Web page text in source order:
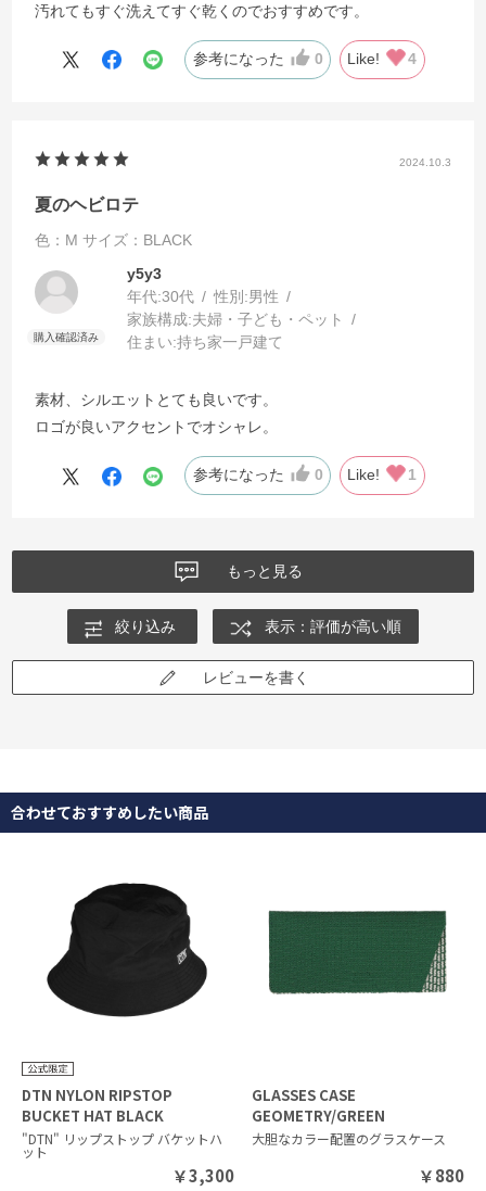
汚れてもすぐ洗えてすぐ乾くのでおすすめです。
参考になった 0 Like! 4
2024.10.3
夏のヘビロテ
色：M サイズ：BLACK
y5y3
年代:30代 性別:男性
家族構成:夫婦・子ども・ペット
住まい:持ち家一戸建て
素材、シルエットとても良いです。
ロゴが良いアクセントでオシャレ。
参考になった 0 Like! 1
もっと見る
絞り込み 表示：評価が高い順
レビューを書く
合わせておすすめしたい商品
DTN NYLON RIPSTOP
BUCKET HAT BLACK
"DTN" リップストップ バケットハ
ット
￥3,300
GLASSES CASE
GEOMETRY/GREEN
大胆なカラー配置のグラスケース
￥880